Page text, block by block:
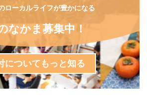
ローカルライフが豊かになる
なかま募集中！
についてもっと知る